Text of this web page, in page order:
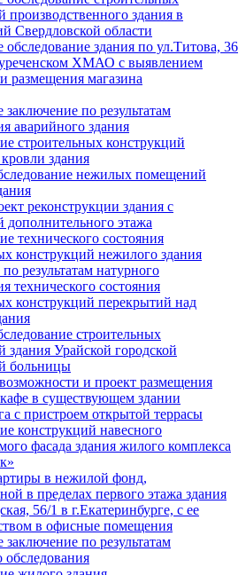
производственного здания в
Свердловской области
обследование здания по ул.Титова, 36
ХМАО с выявлением
размещения магазина
заключение по результатам
аварийного здания
строительных конструкций
здания
нежилых помещений
реконструкции здания с
дополнительного этажа
технического состояния
конструкций нежилого здания
результатам натурного
технического состояния
конструкций перекрытий над
строительных
здания Урайской городской
больницы
и проект размещения
в существующем здании
с пристроем открытой террасы
конструкций навесного
фасада здания жилого комплекса
в нежилой фонд,
в пределах первого этажа здания
56/1 в г.Екатеринбурге, с ее
в офисные помещения
заключение по результатам
обследования